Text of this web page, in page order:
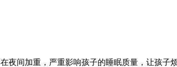
间加重，严重影响孩子的睡眠质量，让孩子